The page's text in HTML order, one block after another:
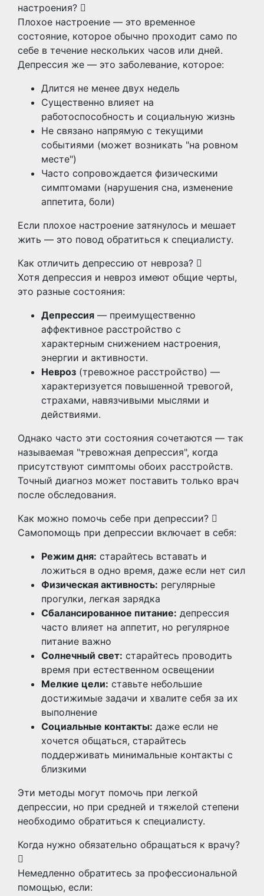
настроения?
Плохое настроение — это временное
состояние, которое обычно проходит само по
себе в течение нескольких часов или дней.
Депрессия же — это заболевание, которое:
Длится не менее двух недель
Существенно влияет на
работоспособность и социальную жизнь
Не связано напрямую с текущими
событиями (может возникать "на ровном
месте")
Часто сопровождается физическими
симптомами (нарушения сна, изменение
аппетита, боли)
Если плохое настроение затянулось и мешает
жить — это повод обратиться к специалисту.
Как отличить депрессию от невроза?
Хотя депрессия и невроз имеют общие черты,
это разные состояния:
Депрессия — преимущественно
аффективное расстройство с
характерным снижением настроения,
энергии и активности.
Невроз (тревожное расстройство) —
характеризуется повышенной тревогой,
страхами, навязчивыми мыслями и
действиями.
Однако часто эти состояния сочетаются — так
называемая "тревожная депрессия", когда
присутствуют симптомы обоих расстройств.
Точный диагноз может поставить только врач
после обследования.
Как можно помочь себе при депрессии?
Самопомощь при депрессии включает в себя:
Режим дня: старайтесь вставать и
ложиться в одно время, даже если нет сил
Физическая активность: регулярные
прогулки, легкая зарядка
Сбалансированное питание: депрессия
часто влияет на аппетит, но регулярное
питание важно
Солнечный свет: старайтесь проводить
время при естественном освещении
Мелкие цели: ставьте небольшие
достижимые задачи и хвалите себя за их
выполнение
Социальные контакты: даже если не
хочется общаться, старайтесь
поддерживать минимальные контакты с
близкими
Эти методы могут помочь при легкой
депрессии, но при средней и тяжелой степени
необходимо обратиться к специалисту.
Когда нужно обязательно обращаться к врачу?
Немедленно обратитесь за профессиональной
помощью, если: